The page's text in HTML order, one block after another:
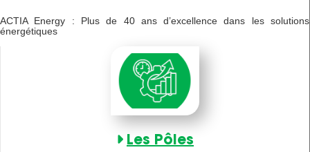
ACTIA Energy : Plus de 40 ans d’excellence dans les solutions
énergétiques
Les Pôles